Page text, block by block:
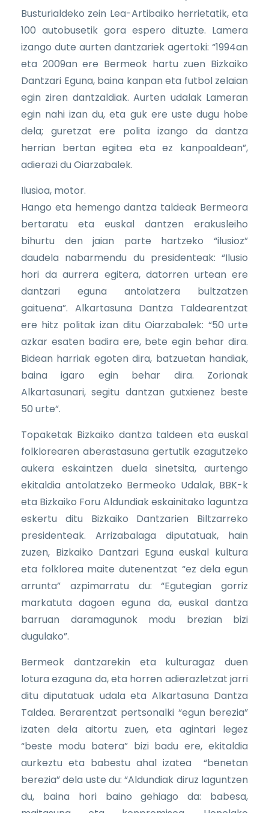
Busturialdeko zein Lea-Artibaiko herrietatik, eta
100 autobusetik gora espero dituzte. Lamera
izango dute aurten dantzariek agertoki: “1994an
eta 2009an ere Bermeok hartu zuen Bizkaiko
Dantzari Eguna, baina kanpan eta futbol zelaian
egin ziren dantzaldiak. Aurten udalak Lameran
egin nahi izan du, eta guk ere uste dugu hobe
dela; guretzat ere polita izango da dantza
herrian bertan egitea eta ez kanpoaldean”,
adierazi du Oiarzabalek.
Ilusioa, motor.
Hango eta hemengo dantza taldeak Bermeora
bertaratu eta euskal dantzen erakusleiho
bihurtu den jaian parte hartzeko “ilusioz”
daudela nabarmendu du presidenteak: “Ilusio
hori da aurrera egitera, datorren urtean ere
dantzari eguna antolatzera bultzatzen
gaituena”. Alkartasuna Dantza Taldearentzat
ere hitz politak izan ditu Oiarzabalek: “50 urte
azkar esaten badira ere, bete egin behar dira.
Bidean harriak egoten dira, batzuetan handiak,
baina igaro egin behar dira. Zorionak
Alkartasunari, segitu dantzan gutxienez beste
50 urte”.
Topaketak Bizkaiko dantza taldeen eta euskal
folklorearen aberastasuna gertutik ezagutzeko
aukera eskaintzen duela sinetsita, aurtengo
ekitaldia antolatzeko Bermeoko Udalak, BBK-k
eta Bizkaiko Foru Aldundiak eskainitako laguntza
eskertu ditu Bizkaiko Dantzarien Biltzarreko
presidenteak. Arrizabalaga diputatuak, hain
zuzen, Bizkaiko Dantzari Eguna euskal kultura
eta folklorea maite dutenentzat “ez dela egun
arrunta” azpimarratu du: “Egutegian gorriz
markatuta dagoen eguna da, euskal dantza
barruan daramagunok modu brezian bizi
dugulako”.
Bermeok dantzarekin eta kulturagaz duen
lotura ezaguna da, eta horren adierazletzat jarri
ditu diputatuak udala eta Alkartasuna Dantza
Taldea. Berarentzat pertsonalki “egun berezia”
izaten dela aitortu zuen, eta agintari legez
“beste modu batera” bizi badu ere, ekitaldia
aurkeztu eta babestu ahal izatea “benetan
berezia” dela uste du: “Aldundiak diruz laguntzen
du, baina hori baino gehiago da: babesa,